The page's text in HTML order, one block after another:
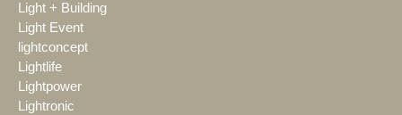
Light + Building
Light Event
lightconcept
Lightlife
Lightpower
Lightronic